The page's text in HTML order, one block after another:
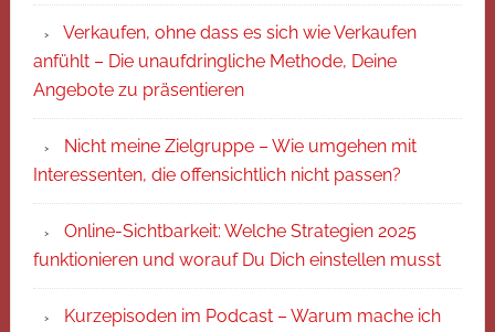
Verkaufen, ohne dass es sich wie Verkaufen
anfühlt – Die unaufdringliche Methode, Deine
Angebote zu präsentieren
Nicht meine Zielgruppe – Wie umgehen mit
Interessenten, die offensichtlich nicht passen?
Online-Sichtbarkeit: Welche Strategien 2025
funktionieren und worauf Du Dich einstellen musst
Kurzepisoden im Podcast – Warum mache ich